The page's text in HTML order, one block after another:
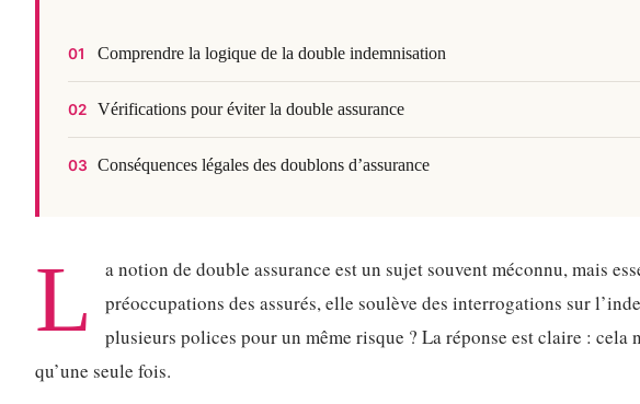
01 Comprendre la logique de la double indemnisation
02 Vérifications pour éviter la double assurance
03 Conséquences légales des doublons d’assurance
L
a notion de double assurance est un sujet souvent méconnu, mais
préoccupations des assurés, elle soulève des interrogations sur
plusieurs polices pour un même risque ? La réponse est claire : cela
qu’une seule fois.